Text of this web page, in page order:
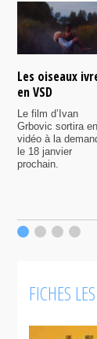
Les oiseaux
en VSD
Le film d’Ivan
Grbovic sortira en
vidéo à la
le 18 janvier
prochain.
FICHES